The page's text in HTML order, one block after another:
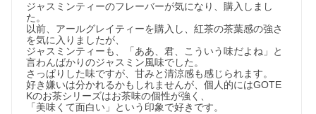
ジャスミンティーのフレーバーが気になり、購入しまし
た。
以前、アールグレイティーを購入し、紅茶の茶葉感の強さ
を気に入りましたが、
ジャスミンティーも、「ああ、君、こういう味だよね」と
言わんばかりのジャスミン風味でした。
さっぱりした味ですが、甘みと清涼感も感じられます。
好き嫌いは分かれるかもしれませんが、個人的にはGOTE
Kのお茶シリーズはお茶味の個性が強く、
「美味くて面白い」という印象で好きです。